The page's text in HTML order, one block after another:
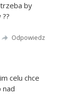
trzeba by
Odpowiedz
celu chce
nad